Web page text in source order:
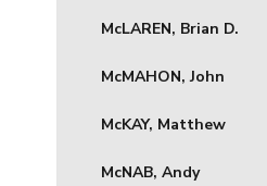
McLAREN, Brian D.
McMAHON, John
McKAY, Matthew
McNAB, Andy